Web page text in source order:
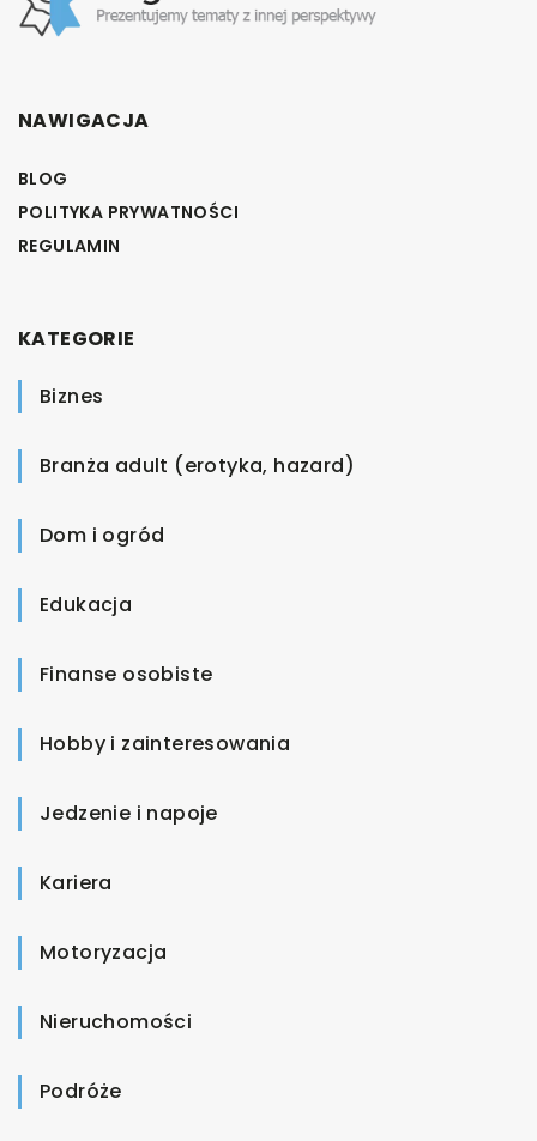
NAWIGACJA
BLOG
POLITYKA PRYWATNOŚCI
REGULAMIN
KATEGORIE
Biznes
Branża adult (erotyka, hazard)
Dom i ogród
Edukacja
Finanse osobiste
Hobby i zainteresowania
Jedzenie i napoje
Kariera
Motoryzacja
Nieruchomości
Podróże